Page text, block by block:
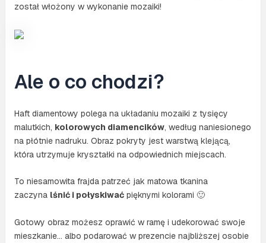
został włożony w wykonanie mozaiki!
Ale o co chodzi?
Haft diamentowy polega na układaniu mozaiki z tysięcy
malutkich, kolorowych diamencików, według naniesionego
na płótnie nadruku. Obraz pokryty jest warstwą klejącą,
która utrzymuje kryształki na odpowiednich miejscach.
To niesamowita frajda patrzeć jak matowa tkanina
zaczyna lśnić i połyskiwaćpięknymi kolorami 🙂
Gotowy obraz możesz oprawić w ramę i udekorować swoje
mieszkanie… albo podarować w prezencie najbliższej osobie